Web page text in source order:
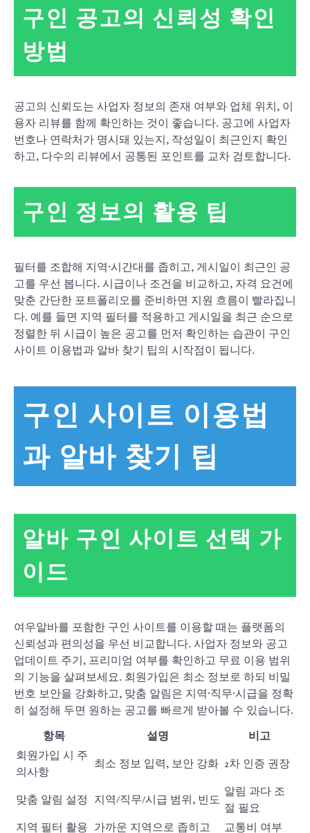
구인 공고의 신뢰성 확인
방법
공고의 신뢰도는 사업자 정보의 존재 여부와 업체 위치, 이
용자 리뷰를 함께 확인하는 것이 좋습니다. 공고에 사업자
번호나 연락처가 명시돼 있는지, 작성일이 최근인지 확인
하고, 다수의 리뷰에서 공통된 포인트를 교차 검토합니다.
구인 정보의 활용 팁
필터를 조합해 지역·시간대를 좁히고, 게시일이 최근인 공
고를 우선 봅니다. 시급이나 조건을 비교하고, 자격 요건에
맞춘 간단한 포트폴리오를 준비하면 지원 흐름이 빨라집니
다. 예를 들면 지역 필터를 적용하고 게시일을 최근 순으로
정렬한 뒤 시급이 높은 공고를 먼저 확인하는 습관이 구인
사이트 이용법과 알바 찾기 팁의 시작점이 됩니다.
구인 사이트 이용법
과 알바 찾기 팁
알바 구인 사이트 선택 가
이드
여우알바를 포함한 구인 사이트를 이용할 때는 플랫폼의
신뢰성과 편의성을 우선 비교합니다. 사업자 정보와 공고
업데이트 주기, 프리미엄 여부를 확인하고 무료 이용 범위
의 기능을 살펴보세요. 회원가입은 최소 정보로 하되 비밀
번호 보안을 강화하고, 맞춤 알림은 지역·직무·시급을 정확
히 설정해 두면 원하는 공고를 빠르게 받아볼 수 있습니다.
항목
설명
비고
회원가입 시 주
의사항
최소 정보 입력, 보안 강화 2차 인증 권장
맞춤 알림 설정 지역/직무/시급 범위, 빈도
알림 과다 조
절 필요
지역 필터 활용 가까운 지역으로 좁히고 교통비 여부